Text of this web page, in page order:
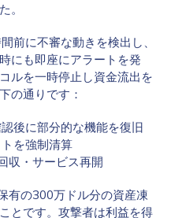
。
前に不審な動きを検出し、
にも即座にアラートを発
ルを一時停止し資金流出を
の通りです：
後に部分的な機能を復旧
を強制清算
収・サービス再開
有の300万ドル分の資産凍
とです。攻撃者は利益を得